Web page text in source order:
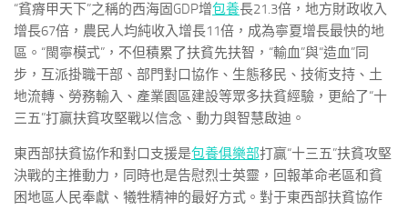
“貧瘠甲天下”之稱的西海固GDP增包養長21.3倍，地方財政收入
增長67倍，農民人均純收入增長11倍，成為寧夏增長最快的地
區。“閩寧模式”，不但積累了扶貧先扶智，“輸血”與“造血”同
步，互派掛職干部、部門對口協作、生態移民、技術支持、土
地流轉、勞務輸入、產業園區建設等眾多扶貧經驗，更給了“十
三五”打贏扶貧攻堅戰以信念、動力與智慧啟迪。
東西部扶貧協作和對口支援是包養俱樂部打贏“十三五”扶貧攻堅
決戰的主推動力，同時也是告慰烈士英靈，回報革命老區和貧
困地區人民奉獻、犧牲精神的最好方式。對于東西部扶貧協作